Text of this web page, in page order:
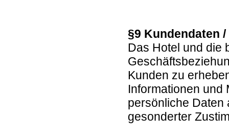
§9 Kundendaten
Das Hotel und die
Kunden zu
Informationen und
persönliche Daten
gesonderter